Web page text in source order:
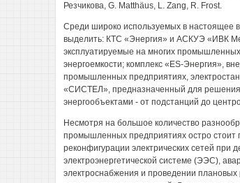
Резчикова, G. Matthäus, L. Zang, R. Frost.
Среди широко используемых в настоящее
выделить: КТС «Энергия» и АСКУЭ «ИВК
эксплуатируемые на многих
энергоемкости; комплекс «ES-Энергия»,
промышленных предприятиях,
«СИСТЕЛ», предназначенный для решения
энергообъектами - от подстанций до
Несмотря на большое количество
промышленных предприятиях остро стоит
реконфигурации электрических сетей при
электроэнергетической системе (ЭЭС),
электроснабжения и проведении